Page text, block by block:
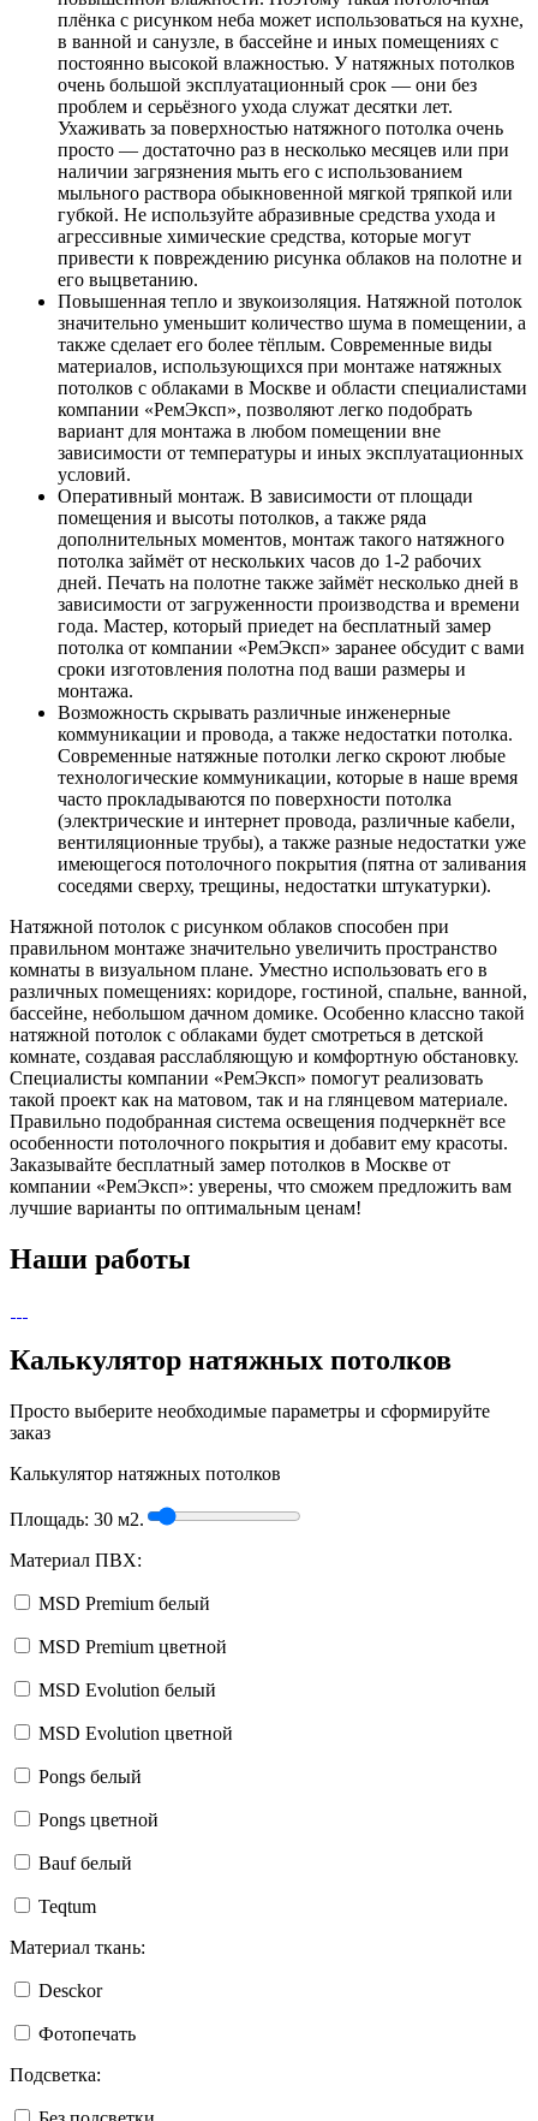
плёнка с рисунком неба может использоваться на кухне,
в ванной и санузле, в бассейне и иных помещениях с
постоянно высокой влажностью. У натяжных потолков
очень большой эксплуатационный срок — они без
проблем и серьёзного ухода служат десятки лет.
Ухаживать за поверхностью натяжного потолка очень
просто — достаточно раз в несколько месяцев или при
наличии загрязнения мыть его с использованием
мыльного раствора обыкновенной мягкой тряпкой или
губкой. Не используйте абразивные средства ухода и
агрессивные химические средства, которые могут
привести к повреждению рисунка облаков на полотне и
его выцветанию.
Повышенная тепло и звукоизоляция. Натяжной потолок
значительно уменьшит количество шума в помещении, а
также сделает его более тёплым. Современные виды
материалов, использующихся при монтаже натяжных
потолков с облаками в Москве и области специалистами
компании «РемЭксп», позволяют легко подобрать
вариант для монтажа в любом помещении вне
зависимости от температуры и иных эксплуатационных
условий.
Оперативный монтаж. В зависимости от площади
помещения и высоты потолков, а также ряда
дополнительных моментов, монтаж такого натяжного
потолка займёт от нескольких часов до 1-2 рабочих
дней. Печать на полотне также займёт несколько дней в
зависимости от загруженности производства и времени
года. Мастер, который приедет на бесплатный замер
потолка от компании «РемЭксп» заранее обсудит с вами
сроки изготовления полотна под ваши размеры и
монтажа.
Возможность скрывать различные инженерные
коммуникации и провода, а также недостатки потолка.
Современные натяжные потолки легко скроют любые
технологические коммуникации, которые в наше время
часто прокладываются по поверхности потолка
(электрические и интернет провода, различные кабели,
вентиляционные трубы), а также разные недостатки уже
имеющегося потолочного покрытия (пятна от заливания
соседями сверху, трещины, недостатки штукатурки).
Натяжной потолок с рисунком облаков способен при
правильном монтаже значительно увеличить пространство
комнаты в визуальном плане. Уместно использовать его в
различных помещениях: коридоре, гостиной, спальне, ванной,
бассейне, небольшом дачном домике. Особенно классно такой
натяжной потолок с облаками будет смотреться в детской
комнате, создавая расслабляющую и комфортную обстановку.
Специалисты компании «РемЭксп» помогут реализовать
такой проект как на матовом, так и на глянцевом материале.
Правильно подобранная система освещения подчеркнёт все
особенности потолочного покрытия и добавит ему красоты.
Заказывайте бесплатный замер потолков в Москве от
компании «РемЭксп»: уверены, что сможем предложить вам
лучшие варианты по оптимальным ценам!
Наши работы
Калькулятор натяжных потолков
Просто выберите необходимые параметры и сформируйте
заказ
Калькулятор натяжных потолков
Площадь: 30 м2.
Материал ПВХ:
MSD Premium белый
MSD Premium цветной
MSD Evolution белый
MSD Evolution цветной
Pongs белый
Pongs цветной
Bauf белый
Teqtum
Материал ткань:
Desckor
Фотопечать
Подсветка: